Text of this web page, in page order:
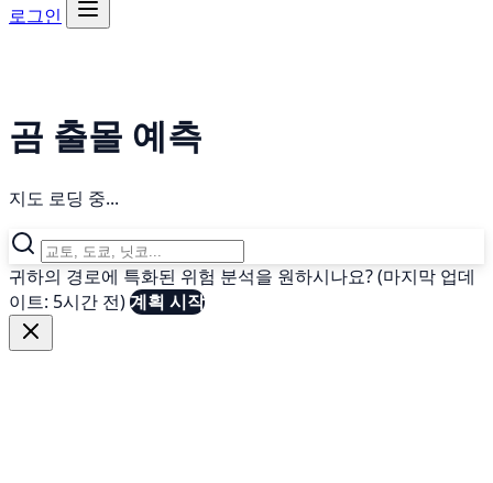
로그인
곰 출몰 예측
지도 로딩 중...
귀하의 경로에 특화된 위험 분석을 원하시나요? (마지막 업데
이트: 5시간 전)계획 시작